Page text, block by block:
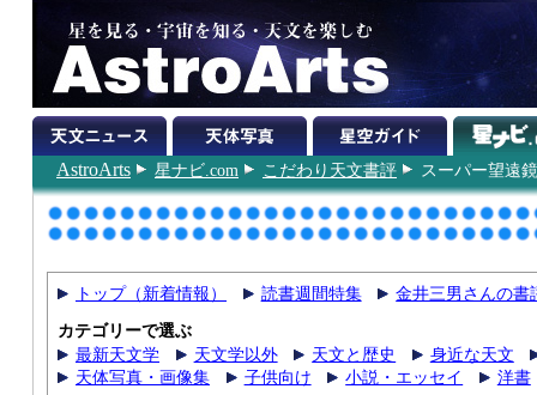
AstroArts 星ナビ.com こだわり天文書評 スーパー望遠
トップ（新着情報） 読書週間特集 金井三男さんの書
カテゴリーで選ぶ
最新天文学
天文学以外 天文と歴史
身近な天文
天体写真・画像集
子供向け 小説・エッセイ 洋書